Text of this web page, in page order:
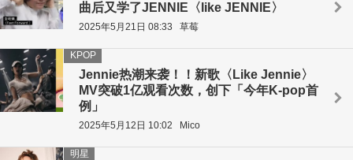
曲后又学了JENNIE〈like JENNIE〉
2025年5月21日 08:33 草莓
Jennie热潮来袭！！新歌〈Like Jennie〉
MV突破1亿观看次数，创下「今年K-pop首
例」
KPOP
2025年5月12日 10:02 Mico
明星